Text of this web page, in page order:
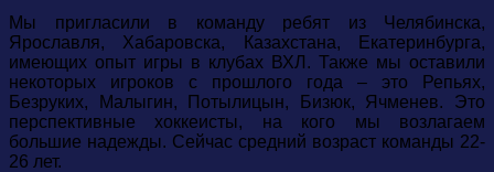
Мы пригласили в команду ребят из Челябинска,
Ярославля, Хабаровска, Казахстана, Екатеринбурга,
имеющих опыт игры в клубах ВХЛ. Также мы оставили
некоторых игроков с прошлого года – это Репьях,
Безруких, Малыгин, Потылицын, Бизюк, Ячменев. Это
перспективные хоккеисты, на кого мы возлагаем
большие надежды. Сейчас средний возраст команды 22-
26 лет.